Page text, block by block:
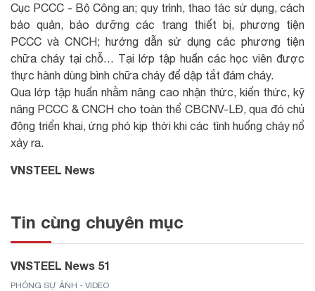
Cục PCCC - Bộ Công an; quy trình, thao tác sử dụng, cách
bảo quản, bảo dưỡng các trang thiết bị, phương tiện
PCCC và CNCH; hướng dẫn sử dụng các phương tiện
chữa cháy tại chỗ… Tại lớp tập huấn các học viên được
thực hành dùng bình chữa cháy để dập tắt đám cháy.
Qua lớp tập huấn nhằm nâng cao nhận thức, kiến thức, kỹ
năng PCCC & CNCH cho toàn thể CBCNV-LĐ, qua đó chủ
động triển khai, ứng phó kịp thời khi các tình huống cháy nổ
xảy ra.
VNSTEEL News
Tin cùng chuyên mục
VNSTEEL News 51
PHÓNG SỰ ẢNH - VIDEO